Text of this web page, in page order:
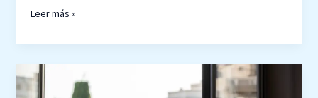
Leer más »
Motivación